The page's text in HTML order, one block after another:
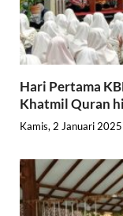
Hari Pertama
Khatmil Quran
Kamis, 2 Januari